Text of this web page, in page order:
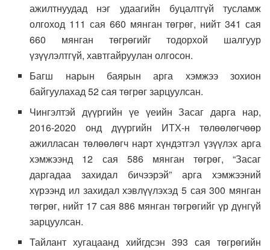
ажилтнуудад нэг удаагийн буцалтгүй тусламж
олгоход 111 сая 660 мянган төгрөг, нийт 341 сая
660 мянган төгрөгийг тодорхой шалгуур
үзүүлэлтгүй, хавтгайруулан олгосон.
Багш нарын баярын арга хэмжээ зохион
байгуулахад 52 сая төгрөг зарцуулсан.
Чингэлтэй дүүргийн үе үеийн Засаг дарга нар,
2016-2020 онд дүүргийн ИТХ-н төлөөлөгчөөр
ажилласан төлөөлөгч нарт хүндэтгэл үзүүлэх арга
хэмжээнд 12 сая 586 мянган төгрөг, “Засаг
даргадаа захидал бичээрэй” арга хэмжээний
хүрээнд ил захидал хэвлүүлэхэд 5 сая 300 мянган
төгрөг, нийт 17 сая 886 мянган төгрөгийг үр дүнгүй
зарцуулсан.
Тайлант хугацаанд хийгдсэн 393 сая төгрөгийн